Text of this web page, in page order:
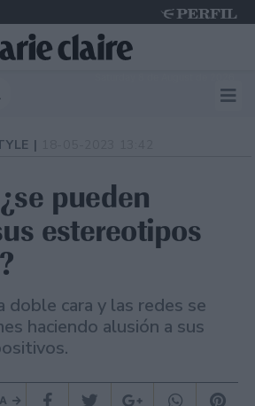
|
pueden
estereotipos
doble cara y las redes se
haciendo alusión a sus